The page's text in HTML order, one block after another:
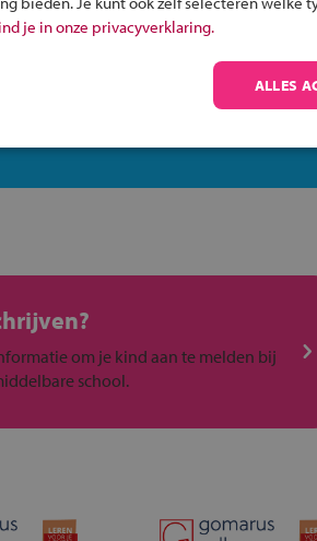
om je kind aan te melden bij
school.
je in onze privacyverklaring.
ALLES